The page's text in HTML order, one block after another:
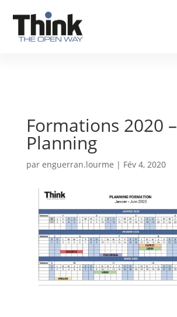
Formations 2020 –
Planning
par enguerran.lourme | Fév 4, 2020